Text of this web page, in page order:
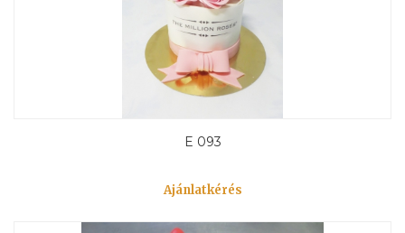
E 093
Ajánlatkérés